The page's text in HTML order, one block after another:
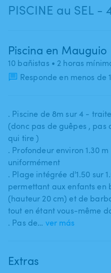
PISCINE au SEL -
Piscina en Mauguio
10 bañistas • 2 horas
Responde en menos de
. Piscine de 8m sur 4 -
(donc pas de guêpes ​,​
qui tire )
. Profondeur environ 1.30 m
uniformément
. Plage intégrée d'1.50 sur
permettant aux enfants en
(hauteur 20 cm) et de
tout en étant vous-même
. Pas de… ver más
Extras